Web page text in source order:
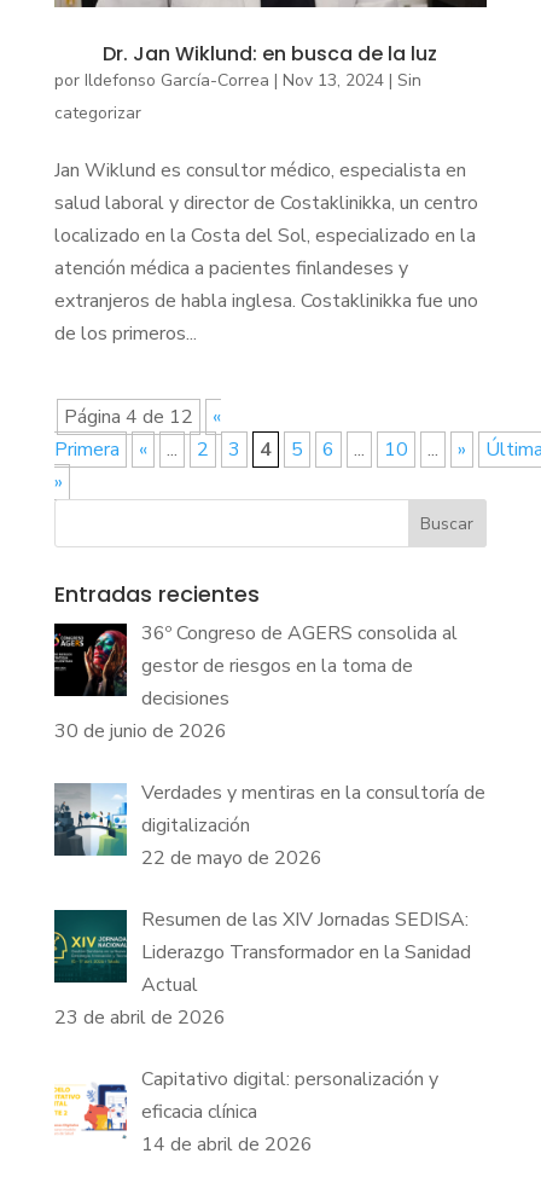
Dr. Jan Wiklund: en busca de la luz
por Ildefonso García-Correa | Nov 13, 2024| Sin
categorizar
Jan Wiklund es consultor médico, especialista en
salud laboral y director de Costaklinikka, un centro
localizado en la Costa del Sol, especializado en la
atención médica a pacientes finlandeses y
extranjeros de habla inglesa. Costaklinikka fue uno
de los primeros...
Página 4 de 12
«
Primera
« ... 2 3 4 5 6 ... 10 ... »
»
Buscar
Entradas recientes
36º Congreso de AGERS consolida al
gestor de riesgos en la toma de
decisiones
30 de junio de 2026
Verdades y mentiras en la consultoría de
digitalización
22 de mayo de 2026
Resumen de las XIV Jornadas SEDISA:
Liderazgo Transformador en la Sanidad
Actual
23 de abril de 2026
Capitativo digital: personalización y
eficacia clínica
14 de abril de 2026